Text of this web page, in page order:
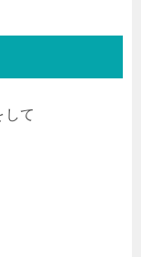
て